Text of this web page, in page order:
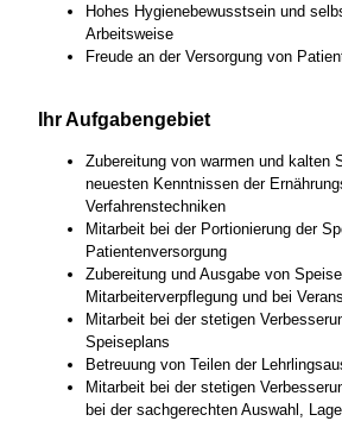
Hohes Hygienebewusstsein und
Arbeitsweise
Freude an der Versorgung von
Ihr Aufgabengebiet
Zubereitung von warmen und kalten
neuesten Kenntnissen der
Verfahrenstechniken
Mitarbeit bei der Portionierung der
Patientenversorgung
Zubereitung und Ausgabe von
Mitarbeiterverpflegung und bei
Mitarbeit bei der stetigen
Speiseplans
Betreuung von Teilen der
Mitarbeit bei der stetigen
bei der sachgerechten Auswahl,